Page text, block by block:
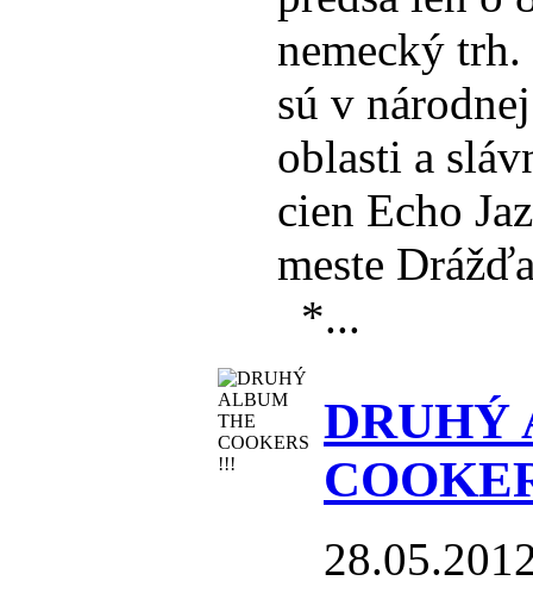
nemecký
sú v
oblasti a
cien Echo
meste
*...
DRUHÝ